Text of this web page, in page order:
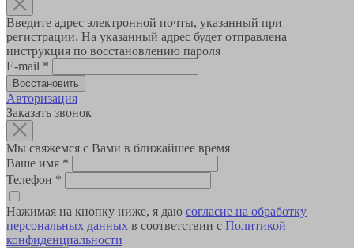
Введите адрес электронной почты, указанный при
регистрации. На указанный адрес будет отправлена
инструкция по восстановлению пароля
E-mail *
Авторизация
Заказать звонок
Мы свяжемся с Вами в ближайшее время
Ваше имя *
Телефон *
Нажимая на кнопку ниже, я даю согласие на обработку
персональных данных в соответствии с Политикой
конфиденциальности